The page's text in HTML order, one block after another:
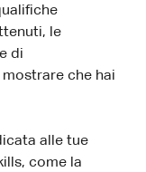
le
di
che hai
alle tue
come la